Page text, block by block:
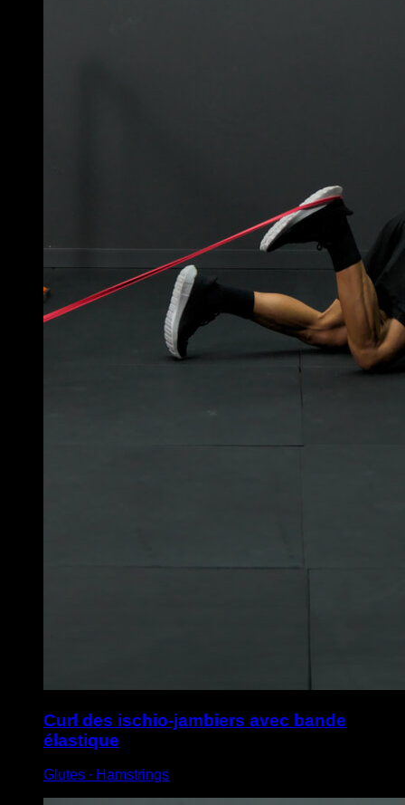
Curl des ischio-jambiers avec bande
élastique
Glutes ∙ Hamstrings